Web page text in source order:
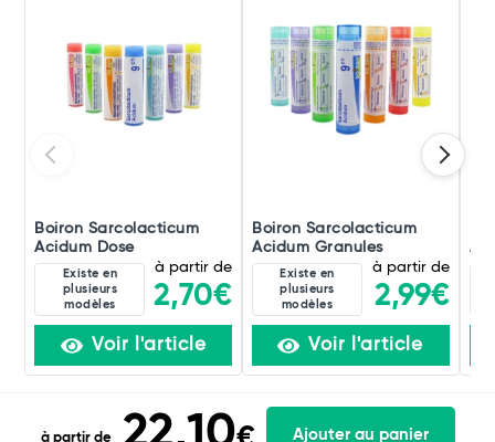
Boiron Sarcolacticum
Acidum Dose
Existe en
plusieurs
modèles
à partir de
2,70€
Voir l'article
Boiron Sarcolacticum
Acidum Granules
Existe en
plusieurs
modèles
à partir de
2,99€
Voir l'article
à partir de Ajouter au panier